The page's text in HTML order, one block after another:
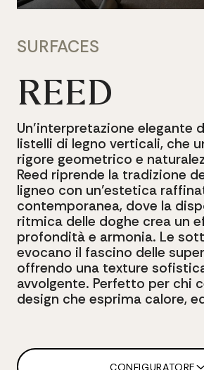
SURFACES
REED
Un’interpretazione elegante
listelli di legno verticali, che
rigore geometrico e
Reed riprende la tradizione
ligneo con un’estetica
contemporanea, dove la
ritmica delle doghe crea un
profondità e armonia. Le
evocano il fascino delle
offrendo una texture
avvolgente. Perfetto per chi
design che esprima calore,
CONFIGURATORE